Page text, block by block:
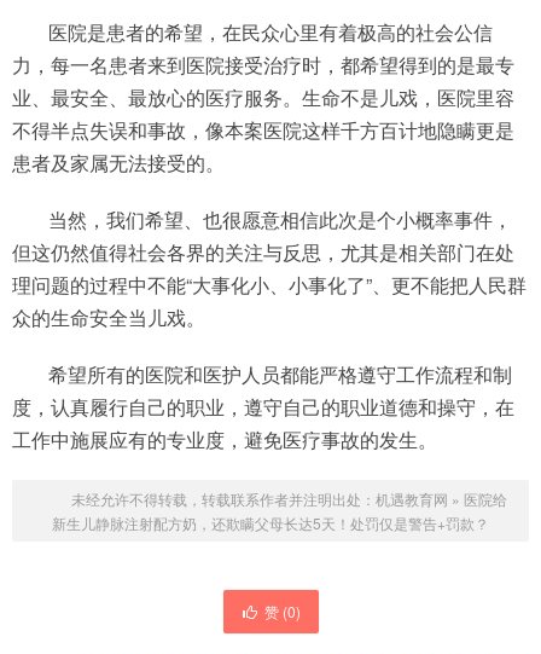
医院是患者的希望，在民众心里有着极高的社会公信
力，每一名患者来到医院接受治疗时，都希望得到的是最专
业、最安全、最放心的医疗服务。生命不是儿戏，医院里容
不得半点失误和事故，像本案医院这样千方百计地隐瞒更是
患者及家属无法接受的。
当然，我们希望、也很愿意相信此次是个小概率事件，
但这仍然值得社会各界的关注与反思，尤其是相关部门在处
理问题的过程中不能“大事化小、小事化了”、更不能把人民群
众的生命安全当儿戏。
希望所有的医院和医护人员都能严格遵守工作流程和制
度，认真履行自己的职业，遵守自己的职业道德和操守，在
工作中施展应有的专业度，避免医疗事故的发生。
未经允许不得转载，转载联系作者并注明出处： 机遇教育网 » 医院给
新生儿静脉注射配方奶，还欺瞒父母长达5天！处罚仅是警告+罚款？
赞 (0)